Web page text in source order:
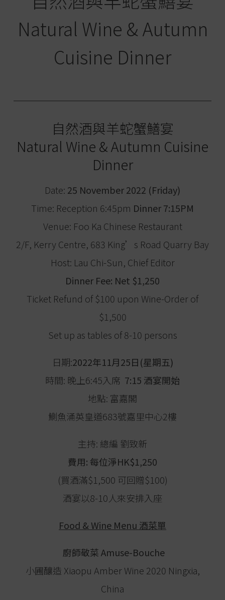
Natural Wine & Autumn
Cuisine Dinner
自然酒與羊蛇蟹鱔宴
Natural Wine & Autumn Cuisine
Dinner
Date: 25 November 2022 (Friday)
Time: Reception 6:45pm Dinner 7:15PM
Venue: Foo Ka Chinese Restaurant
2/F, Kerry Centre, 683 King’s Road Quarry Bay
Host: Lau Chi-Sun, Chief Editor
Dinner Fee: Net $1,250
Ticket Refund of $100 upon Wine-Order of
$1,500
Set up as tables of 8-10 persons
日期:2022年11月25日(星期五)
時間: 晚上6:45入席 7:15 酒宴開始
地點: 富嘉閣
鰂魚涌英皇道683號嘉里中心2樓
主持: 總編 劉致新
費用: 每位淨HK$1,250
(買酒滿$1,500 可回贈$100)
酒宴以8-10人來安排入座
Food & Wine Menu 酒菜單
廚師敬菜 Amuse-Bouche
小圃釀造 Xiaopu Amber Wine 2020 Ningxia,
China